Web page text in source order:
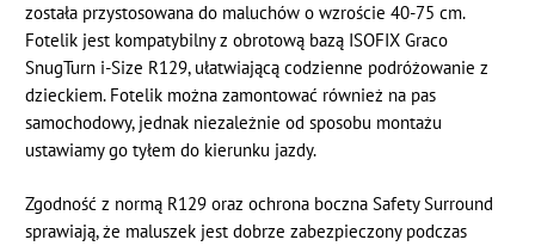
została przystosowana do maluchów o wzroście 40-75 cm.
Fotelik jest kompatybilny z obrotową bazą ISOFIX Graco
SnugTurn i-Size R129, ułatwiającą codzienne podróżowanie z
dzieckiem. Fotelik można zamontować również na pas
samochodowy, jednak niezależnie od sposobu montażu
ustawiamy go tyłem do kierunku jazdy.
Zgodność z normą R129 oraz ochrona boczna Safety Surround
sprawiają, że maluszek jest dobrze zabezpieczony podczas